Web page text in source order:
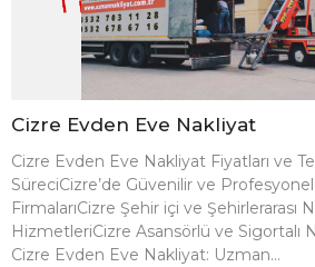
Cizre Evden Eve Nakliyat
Cizre Evden Eve Nakliyat Fiyatları ve
SüreciCizre’de Güvenilir ve
FirmalarıCizre Şehir içi ve Şehirlerarası
HizmetleriCizre Asansörlü ve Sigortalı
Cizre Evden Eve Nakliyat: Uzman...